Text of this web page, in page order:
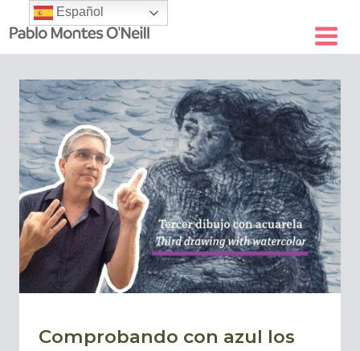
to
content
BLOG
Comprobando con azul los ​
Español